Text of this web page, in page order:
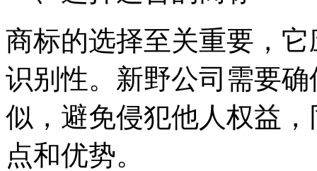
商标的选择至关重要，
识别性。新野公司需要
似，避免侵犯他人权益
点和优势。